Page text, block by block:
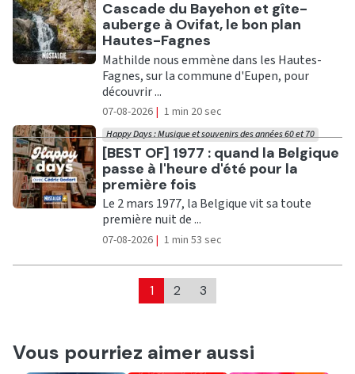
Ecouter
Cascade du Bayehon et gîte-
auberge à Ovifat, le bon plan
Hautes-Fagnes
Mathilde nous emmène dans les Hautes-
Fagnes, sur la commune d'Eupen, pour
découvrir ...
07-08-2026 | 1 min 20 sec
Ecouter
[BEST OF] 1977 : quand la Belgique
passe à l'heure d'été pour la
première fois
Happy Days : Musique et souvenirs des années 60 et 70
Le 2 mars 1977, la Belgique vit sa toute
première nuit de ...
07-08-2026 | 1 min 53 sec
1 2 3
Vous pourriez aimer aussi